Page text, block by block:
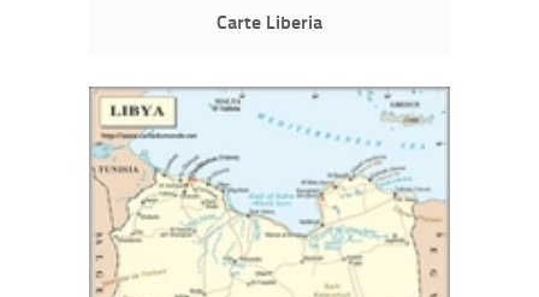
Carte Liberia